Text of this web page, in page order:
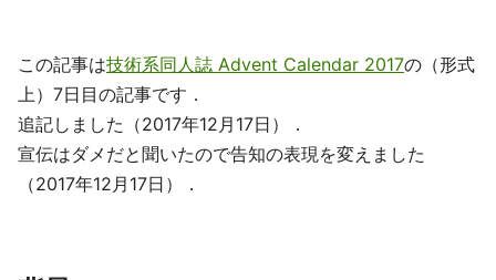
この記事は技術系同人誌 Advent Calendar 2017の（形式
上）7日目の記事です．
追記しました（2017年12月17日）．
宣伝はダメだと聞いたので告知の表現を変えました
（2017年12月17日）．